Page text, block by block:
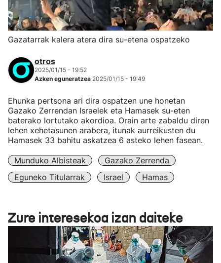
Gazatarrak kalera atera dira su-etena ospatzeko
otros
2025/01/15 - 19:52
Azken eguneratzea 2025/01/15 - 19:49
Ehunka pertsona ari dira ospatzen une honetan
Gazako Zerrendan Israelek eta Hamasek su-eten
baterako lortutako akordioa. Orain arte zabaldu diren
lehen xehetasunen arabera, itunak aurreikusten du
Hamasek 33 bahitu askatzea 6 asteko lehen fasean.
Munduko Albisteak
Gazako Zerrenda
Eguneko Titularrak
Israel Hamas
Zure interesekoa izan daiteke